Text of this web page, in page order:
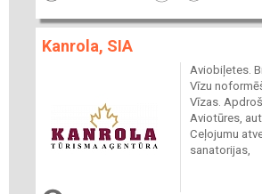
Kanrola, SIA
Aviobiļetes.
Vīzu
Vīzas.
Aviotūres,
Ceļojumu
sanatorijas,